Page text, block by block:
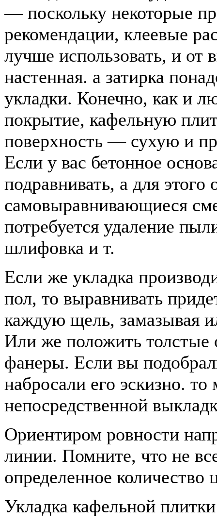
— поскольку некоторые
рекомендации, клеевые
лучше использовать, и от
настенная. а затирка
укладки. Конечно, как и
покрытие, кафельную
поверхность — сухую и
Если у вас бетонное
подравнивать, а для этого
самовыравнивающиеся
потребуется удаление
шлифовка и т.
Если же укладка
пол, то выравнивать
каждую щель, замазывая
Или же положить толстые
фанеры. Если вы
набросали его эскизно.
непосредственной
Ориентиром ровности
линии. Помните, что не
определенное количество
Укладка кафельной